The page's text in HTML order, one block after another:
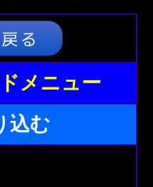
メニュー
込む